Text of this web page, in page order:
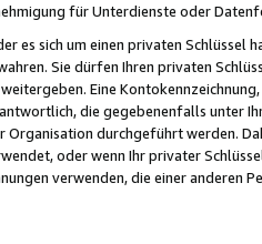
für Unterdienste oder
es sich um einen privaten
Sie dürfen Ihren privaten
Eine
die gegebenenfalls unter
Organisation durchgeführt werden.
oder wenn Ihr privater
verwenden, die einer anderen